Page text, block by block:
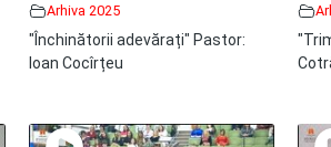
Arhiva 2025
"Închinătorii adevărați" Pastor:
Ioan Cocîrțeu